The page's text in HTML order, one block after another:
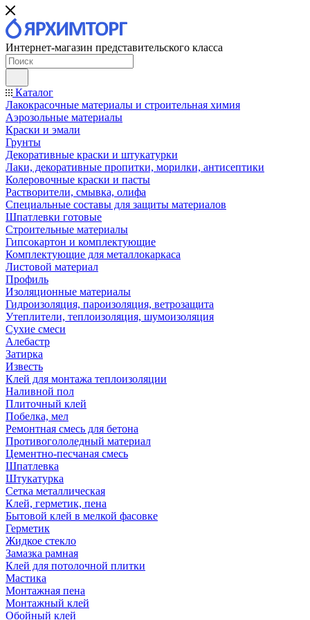
Интернет-магазин представительского класса
Каталог
Лакокрасочные материалы и строительная химия
Аэрозольные материалы
Краски и эмали
Грунты
Декоративные краски и штукатурки
Лаки, декоративные пропитки, морилки, антисептики
Колеровочные краски и пасты
Растворители, смывка, олифа
Специальные составы для защиты материалов
Шпатлевки готовые
Строительные материалы
Гипсокартон и комплектующие
Комплектующие для металлокаркаса
Листовой материал
Профиль
Изоляционные материалы
Гидроизоляция, пароизоляция, ветрозащита
Утеплители, теплоизоляция, шумоизоляция
Сухие смеси
Алебастр
Затирка
Известь
Клей для монтажа теплоизоляции
Наливной пол
Плиточный клей
Побелка, мел
Ремонтная смесь для бетона
Противогололедный материал
Цементно-песчаная смесь
Шпатлевка
Штукатурка
Сетка металлическая
Клей, герметик, пена
Бытовой клей в мелкой фасовке
Герметик
Жидкое стекло
Замазка рамная
Клей для потолочной плитки
Мастика
Монтажная пена
Монтажный клей
Обойный клей